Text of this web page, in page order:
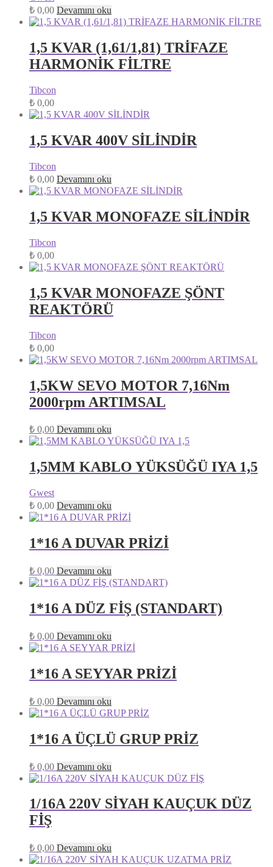
₺ 0,00 Devamını oku
1,5 KVAR (1,61/1,81) TRİFAZE
HARMONİK FİLTRE
Tibcon
₺ 0,00
1,5 KVAR 400V SİLİNDİR
Tibcon
₺ 0,00 Devamını oku
1,5 KVAR MONOFAZE SİLİNDİR
Tibcon
₺ 0,00
1,5 KVAR MONOFAZE ŞÖNT
REAKTÖRÜ
Tibcon
₺ 0,00
1,5KW SEVO MOTOR 7,16Nm
2000rpm ARTIMSAL
₺ 0,00 Devamını oku
1,5MM KABLO YÜKSÜĞÜ IYA 1,5
Gwest
₺ 0,00 Devamını oku
1*16 A DUVAR PRİZİ
₺ 0,00 Devamını oku
1*16 A DÜZ FİŞ (STANDART)
₺ 0,00 Devamını oku
1*16 A SEYYAR PRİZİ
₺ 0,00 Devamını oku
1*16 A ÜÇLÜ GRUP PRİZ
₺ 0,00 Devamını oku
1/16A 220V SİYAH KAUÇUK DÜZ
FİŞ
₺ 0,00 Devamını oku